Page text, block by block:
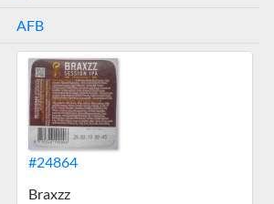
AFB
#24864
Braxzz